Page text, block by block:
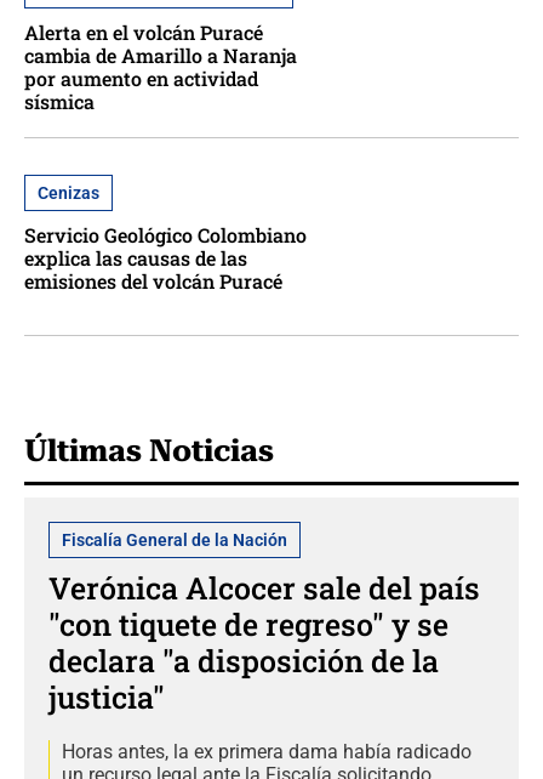
Alerta en el volcán Puracé
cambia de Amarillo a Naranja
por aumento en actividad
sísmica
Cenizas
Servicio Geológico Colombiano
explica las causas de las
emisiones del volcán Puracé
Últimas Noticias
Fiscalía General de la Nación
Verónica Alcocer sale del país
"con tiquete de regreso" y se
declara "a disposición de la
justicia"
Horas antes, la ex primera dama había radicado